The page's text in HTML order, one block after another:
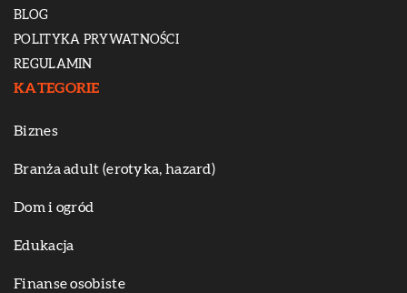
BLOG
POLITYKA PRYWATNOŚCI
REGULAMIN
KATEGORIE
Biznes
Branża adult (erotyka, hazard)
Dom i ogród
Edukacja
Finanse osobiste